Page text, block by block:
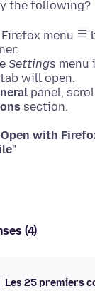
menu
Settings menu
will open.
panel,
section.
Open with
(4)
Les 25 premiers